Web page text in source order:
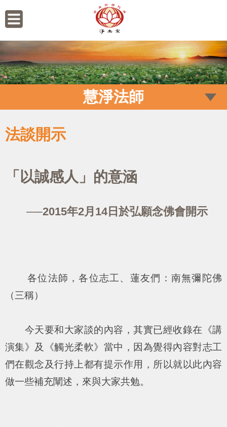
慧淨法師
法談開示
「以誠感人」的意涵
──2015年2月14日於弘願念佛會開示
各位法師，各位志工、蓮友們：南無彌陀佛
（三稱）
今天要和大家談的內容，其實已經收錄在《講
演集》及《觸光柔軟》當中，因為覺得內容對志工
們在觀念及行持上都有提示作用，所以就以此內容
做一些補充闡述，來與大家共勉。